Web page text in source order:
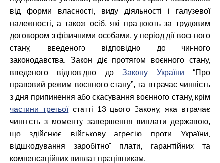
від форми власності, виду діяльності і галузевої
належності, а також осіб, які працюють за трудовим
договором з фізичними особами, у період дії воєнного
стану, введеного відповідно до чинного
законодавства. Закон діє протягом воєнного стану,
введеного відповідно доЗакону України “Про
правовий режим воєнного стану”, та втрачає чинність
з дня припинення або скасування воєнного стану, крім
частини третьоїстатті 13 цього Закону, яка втрачає
чинність з моменту завершення виплати державою,
що здійснює військову агресію проти України,
відшкодування заробітної плати, гарантійних та
компенсаційних виплат працівникам.